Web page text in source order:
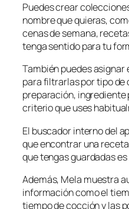
Puedes crear
nombre que quieras,
cenas de semana,
tenga sentido para tu
También puedes
para filtrarlas por tipo de
preparación,
criterio que uses
El buscador interno del
que encontrar una
que tengas guardadas
Además, Mela muestra
información como el
tiempo de cocción y las